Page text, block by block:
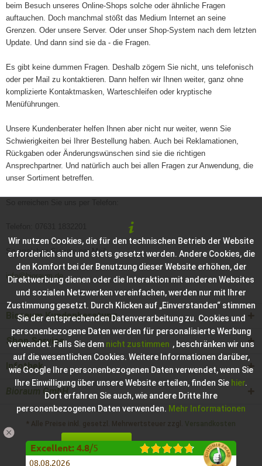
beim Besuch unseres Online-Shops solche oder ähnliche Fragen
auftauchen. Doch manchmal stößt das Medium Internet an seine
Grenzen. Oder unsere Server. Oder unser Shop-System nach dem letzten
Update. Und dann sind sie da - die Fragen.
Es gibt keine dummen Fragen. Deshalb zögern Sie nicht, uns telefonisch
oder per Mail zu kontaktieren. Dann helfen wir Ihnen weiter, ganz ohne
komplizierte Kontaktmasken, Warteschleifen oder kryptische
Menüführungen.
Unsere Kundenberater helfen Ihnen aber nicht nur weiter, wenn Sie
Schwierigkeiten bei Ihrer Bestellung haben. Auch bei Reklamationen,
Rückgaben oder Änderungswünschen sind sie die richtigen
Ansprechpartner. Und natürlich auch bei allen Fragen zur Anwendung, die
unser Sortiment betreffen.
So erreichen Sie uns per Mail:
info@bioraum.de
Bioraum Kundenberatung
Shop Service
Infothek
Bioraum GmbH
* Alle Preise inkl. gesetzl. Mehrwertsteuer zzgl. Versandkosten
Hilfe / Support Kontakt zur Bioraum GmbH
Wir nutzen Cookies, die für den technischen Betrieb der Website
erforderlich sind und stets gesetzt werden. Andere Cookies, die
den Komfort bei der Benutzung dieser Website erhöhen, der
Direktwerbung dienen oder die Interaktion mit anderen Websites
und sozialen Netzwerken vereinfachen, werden nur mit Ihrer
Zustimmung gesetzt. Durch Klicken auf „Einverstanden“ stimmen
Sie der entsprechenden Datenverarbeitung zu. Cookies und
personenbezogene Daten werden für personalisierte Werbung
verwendet. Falls Sie dem nicht zustimmen , beschränken wir uns
auf die wesentlichen Cookies. Weitere Informationen darüber,
wie Google Ihre personenbezogenen Daten verwendet, wenn Sie
Ihre Einwilligung über unsere Website erteilen, finden Sie hier.
Dort erfahren Sie auch, wie andere Dritte Ihre
personenbezogenen Daten verwenden. Mehr Informationen
Einverstanden Konfigurieren
Excellent: 4.8/5
08.08.2026